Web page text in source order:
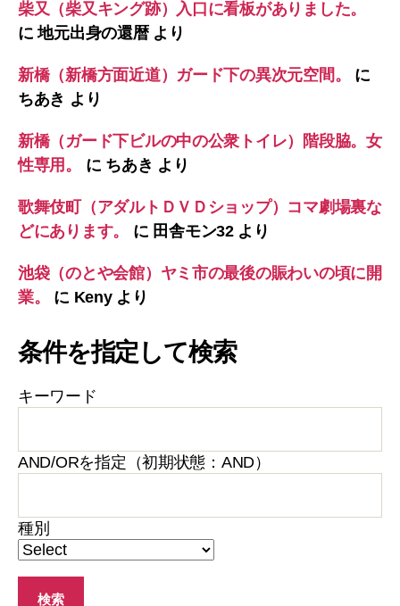
柴又（柴又キング跡）入口に看板がありました。
に地元出身の還暦より
新橋（新橋方面近道）ガード下の異次元空間。
に
ちあき より
新橋（ガード下ビルの中の公衆トイレ）階段脇。女
性専用。
に ちあき より
歌舞伎町（アダルトＤＶＤショップ）コマ劇場裏な
どにあります。
に 田舎モン32より
池袋（のとや会館）ヤミ市の最後の賑わいの頃に開
業。
に Kenyより
条件を指定して検索
キーワード
AND/ORを指定（初期状態：AND）
種別